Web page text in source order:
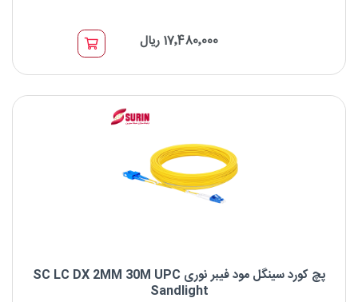
برند : Sandlight
نوع کانکتور: LC UPC to LC UPC
نوع فیبر: OS2 9/125μm
17٬480٬000 ریال
پچ کورد سینگل مود فیبر نوری SC LC DX 2MM 30M UPC
Sandlight